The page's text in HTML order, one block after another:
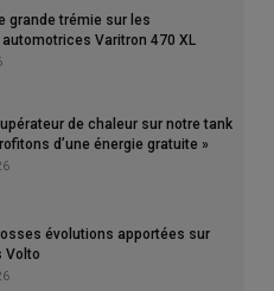
de 48 heures entre la
ramassons en moyenne 60
de fauche à plat
des outils clés dans la réussite
Patrice Clérault , associé du
(Manche
grande trémie sur les
Varitron 470 XL
de chaleur sur notre tank
d’une énergie gratuite »
évolutions apportées sur
Volto